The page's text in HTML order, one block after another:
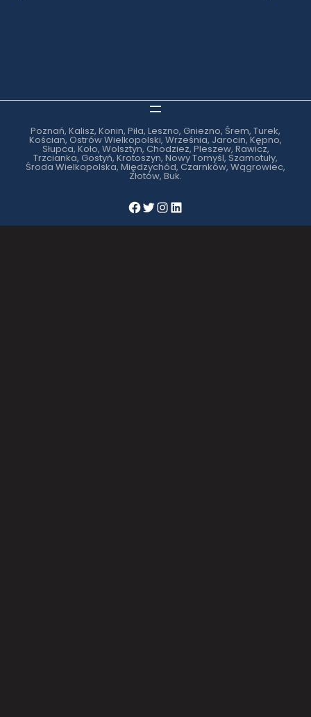
Poznań, Kalisz, Konin, Piła, Leszno, Gniezno, Śrem, Turek,
Kościan, Ostrów Wielkopolski, Września, Jarocin, Kępno,
Słupca, Koło, Wolsztyn, Chodzież, Pleszew, Rawicz,
Trzcianka, Gostyń, Krotoszyn, Nowy Tomyśl, Szamotuły,
Środa Wielkopolska, Międzychód, Czarnków, Wągrowiec,
Złotów, Buk.
Facebook Twitter Instagram LinkedIn